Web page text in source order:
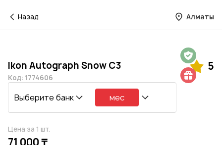
Назад Алматы
Ikon Autograph Snow C3 5
Код: 1774606
Выберите банк мес
Цена за 1 шт.
71 000 ₸